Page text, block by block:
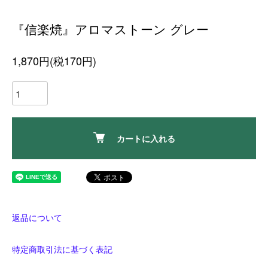
『信楽焼』アロマストーン グレー
1,870円(税170円)
カートに入れる
返品について
特定商取引法に基づく表記